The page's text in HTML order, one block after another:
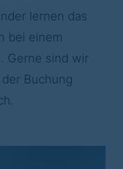
lernen das
bei einem
. Gerne sind wir
Buchung